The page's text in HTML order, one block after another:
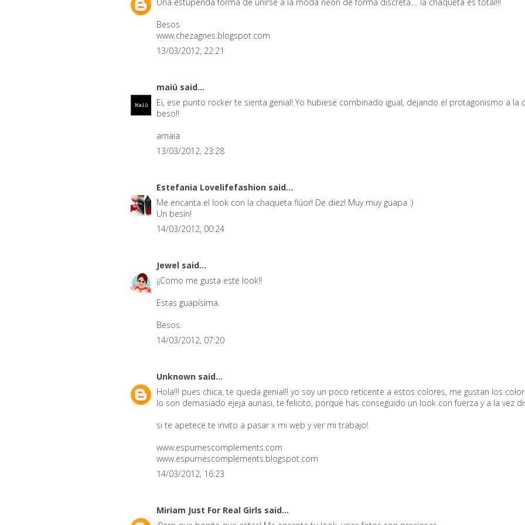
Besos
www.chezagnes.blogspot.com
13/03/2012, 22:21
maiú said...
Ei, ese punto rocker te sienta genial! Yo hubiese combinado igual, dejando el protagonismo a la
beso!!
amaia
13/03/2012, 23:28
Estefania Lovelifefashion said...
Me encanta el look con la chaqueta flúor! De diez! Muy muy guapa :)
Un besín!
14/03/2012, 00:24
Jewel said...
¡¡Como me gusta este look!!
Estas guapísima.
Besos.
14/03/2012, 07:20
Unknown said...
Hola!!! pues chica, te queda genial!! yo soy un poco reticente a estos colores, me gustan los
lo son demasiado ejeja aunasi, te felicito, porque has conseguido un look con fuerza y a la vez
si te apetece te invito a pasar x mi web y ver mi trabajo!
www.espurnescomplements.com
www.espurnescomplements.blogspot.com
14/03/2012, 16:23
Miriam Just For Real Girls said...